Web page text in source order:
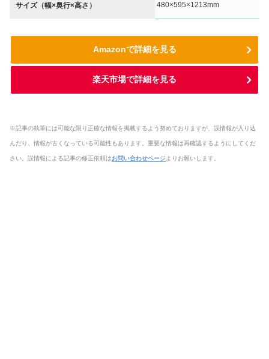
サイズ（幅×奥行×高さ） 480×595×1213mm
Amazonで詳細を見る
楽天市場で詳細を見る
※記事の執筆には可能な限り正確な情報を掲載するよう努めておりますが、誤情報が入り込
んだり、情報が古くなっている可能性もあります。重要な情報は再確認するようにしてくだ
さい。誤情報による記事の修正依頼はお問い合わせページ よりお願いします。